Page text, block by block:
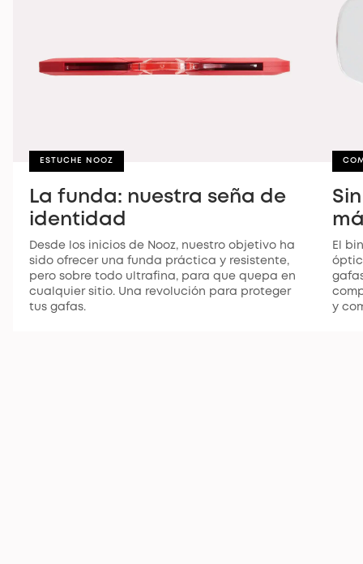
ESTUCHE NOOZ
La funda: nuestra seña de
identidad
Desde los inicios de Nooz, nuestro objetivo ha
sido ofrecer una funda práctica y resistente,
pero sobre todo ultrafina, para que quepa en
cualquier sitio. Una revolución para proteger
tus gafas.
El
y